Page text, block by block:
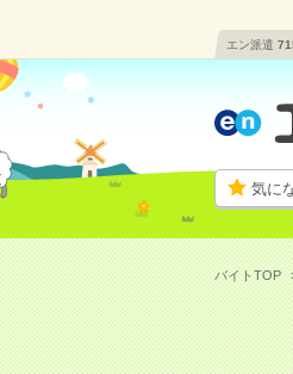
エン派遣
気に
バイトTOP